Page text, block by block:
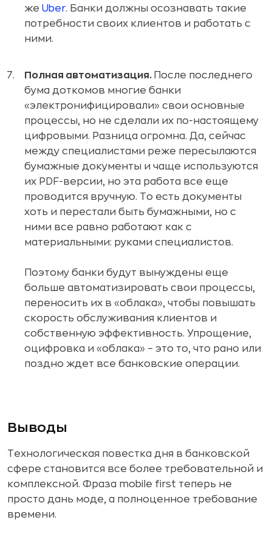
же Uber. Банки должны осознавать такие
потребности своих клиентов и работать с
ними.
Полная автоматизация. После последнего
бума доткомов многие банки
«электронифицировали» свои основные
процессы, но не сделали их по-настоящему
цифровыми. Разница огромна. Да, сейчас
между специалистами реже пересылаются
бумажные документы и чаще используются
их PDF-версии, но эта работа все еще
проводится вручную. То есть документы
хоть и перестали быть бумажными, но с
ними все равно работают как с
материальными: руками специалистов.
Поэтому банки будут вынуждены еще
больше автоматизировать свои процессы,
переносить их в «облака», чтобы повышать
скорость обслуживания клиентов и
собственную эффективность. Упрощение,
оцифровка и «облака» – это то, что рано или
поздно ждет все банковские операции.
Выводы
Технологическая повестка дня в банковской
сфере становится все более требовательной и
комплексной. Фраза mobile first теперь не
просто дань моде, а полноценное требование
времени.